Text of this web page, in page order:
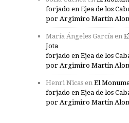
forjado en Ejea de los
por Argimiro Martín
María Ángeles García en
Jota
forjado en Ejea de los
por Argimiro Martín
Henri Nicas en El
forjado en Ejea de los
por Argimiro Martín